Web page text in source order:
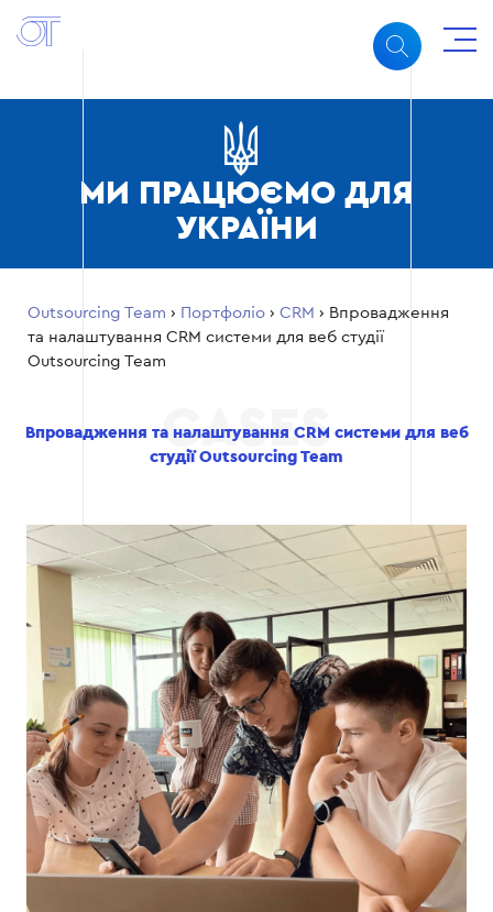
МИ ПРАЦЮЄМО ДЛЯ
УКРАЇНИ
Outsourcing Team › Портфоліо › CRM › Впровадження
та налаштування CRM системи для веб студії
Outsourcing Team
Впровадження та налаштування CRM системи для веб
студії Outsourcing Team